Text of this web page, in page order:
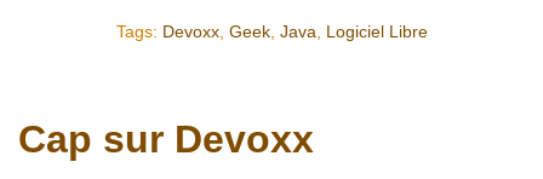
Tags: Devoxx, Geek, Java, Logiciel Libre
Cap sur Devoxx